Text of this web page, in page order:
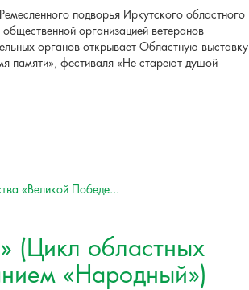
подворья Иркутского областного
организацией ветеранов
органов открывает Областную выставку
памяти», фестиваля «Не стареют душой
«Великой Победе...
(Цикл областных
«Народный»)